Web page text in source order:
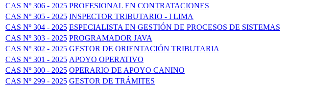
CAS Nº 306 - 2025 PROFESIONAL EN CONTRATACIONES
CAS Nº 305 - 2025 INSPECTOR TRIBUTARIO - I LIMA
CAS Nº 304 - 2025 ESPECIALISTA EN GESTIÓN DE PROCESOS DE SISTEMAS
CAS Nº 303 - 2025 PROGRAMADOR JAVA
CAS Nº 302 - 2025 GESTOR DE ORIENTACIÓN TRIBUTARIA
CAS Nº 301 - 2025 APOYO OPERATIVO
CAS Nº 300 - 2025 OPERARIO DE APOYO CANINO
CAS Nº 299 - 2025 GESTOR DE TRÁMITES